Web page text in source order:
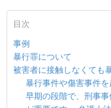
目次
事例
暴行罪について
被害者に接触しなくても
暴行事件や傷害事件
早期の段階で、刑事